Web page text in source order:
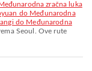
do Međunarodna
do Međunarodna
Seoul. Ove rute